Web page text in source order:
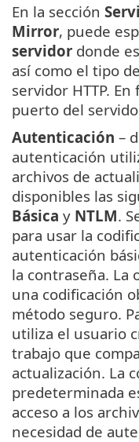
En la sección
Mirror, puede
servidor donde
así como el tipo de
servidor HTTP.
puerto del
Autenticación –
autenticación
archivos de
disponibles las
Básica y NTLM.
para usar la
autenticación
la contraseña. La
una codificación
método seguro.
utiliza el usuario
trabajo que
actualización. La
predeterminada
acceso a los
necesidad de